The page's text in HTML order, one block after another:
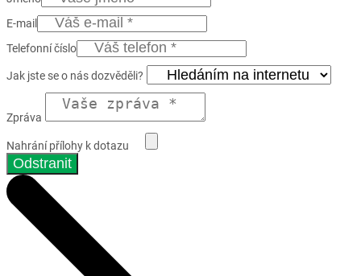
E-mail
Telefonní číslo
Jak jste se o nás dozvěděli?
Zpráva
Nahrání přílohy k dotazu
Odstranit